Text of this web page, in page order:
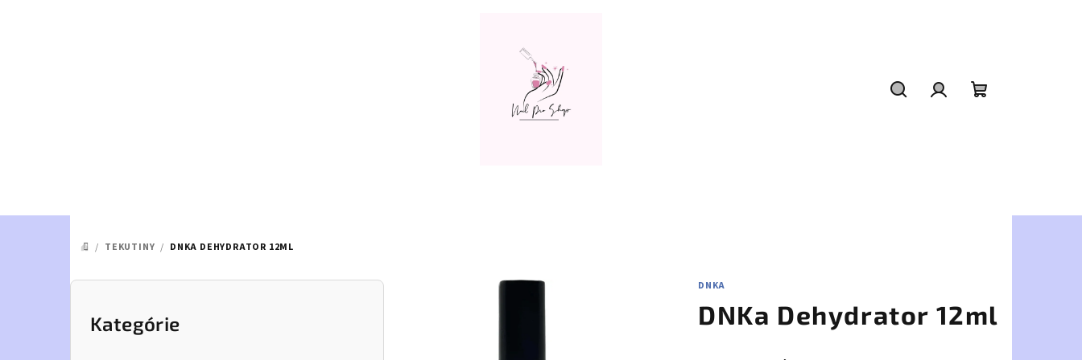
DOMOV
/ TEKUTINY / DNKA DEHYDRATOR 12ML
B
Preskočiť
kategórie
Kategórie
DNKA
DNKa Dehydrator 12ml